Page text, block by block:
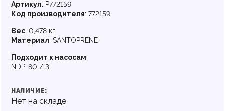
Артикул: P772159
Код производителя: 772159
Вес: 0,478 кг
Материал: SANTOPRENE
Подходит к насосам:
NDP-80 / 3
НАЛИЧИЕ:
Нет на складе